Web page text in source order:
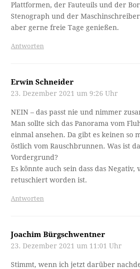
Plattformen, der Fauteuils und der
Stenograph und der
aber gerne freie Tage genießen.
Antworten
Erwin Schneider
23. Dezember 2021 um 9:26 Uhr
NEIN – das passt nie und nimmer
Man sollte sich das Panorama vom
einmal ansehen. Da gibt es keinen so
östlich vom Rauschbrunnen. Was ist
Vordergrund?
Es könnte auch sein dass das
retuschiert worden ist.
Antworten
Joachim Bürgschwentner
23. Dezember 2021 um 11:01 Uhr
Stimmt, wenn ich jetzt darüber